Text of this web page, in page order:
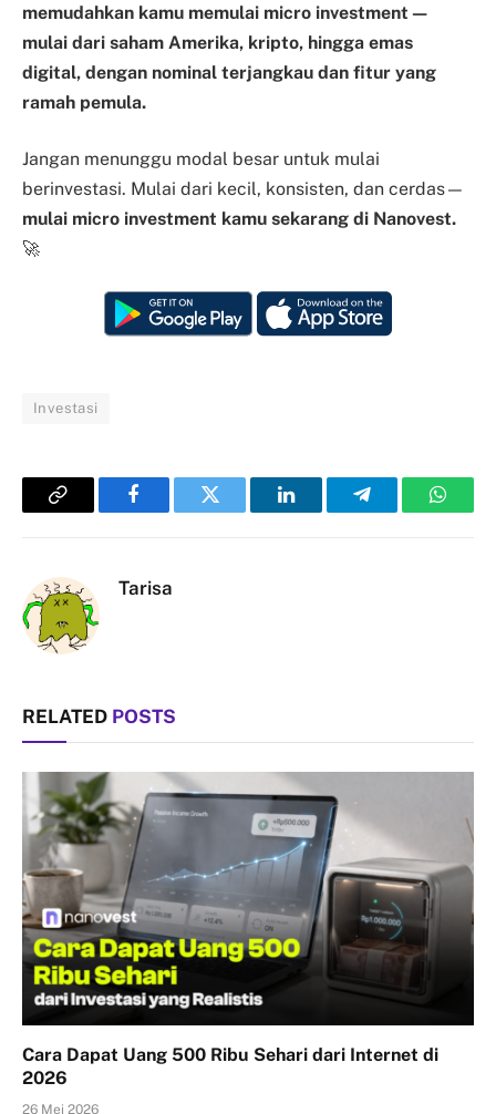
memudahkan kamu memulai micro investment—
mulai dari saham Amerika, kripto, hingga emas
digital, dengan nominal terjangkau dan fitur yang
ramah pemula.
Jangan menunggu modal besar untuk mulai
berinvestasi. Mulai dari kecil, konsisten, dan cerdas—
mulai micro investment kamu sekarang di Nanovest.
🚀
Investasi
Copy
FacebookTwitter LinkedInTelegram
Tarisa
RELATED POSTS
Cara Dapat Uang 500 Ribu Sehari dari Internet di
2026
26 Mei 2026